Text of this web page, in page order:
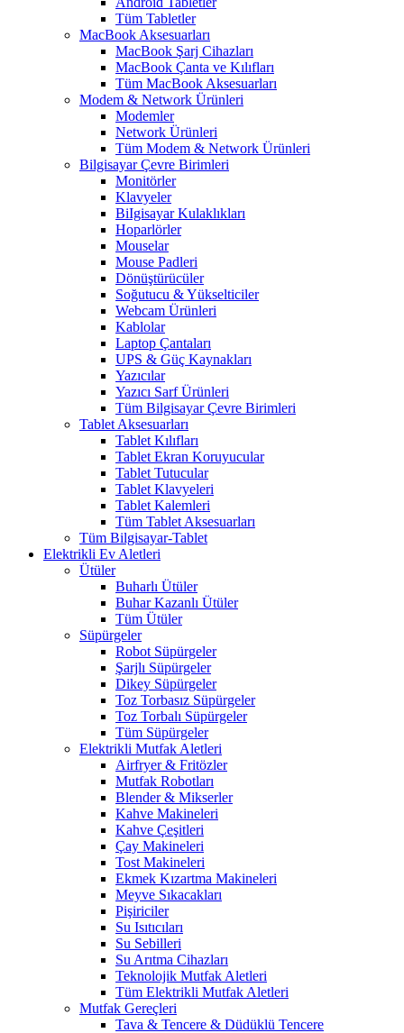
Tüm Tabletler
MacBook Aksesuarları
MacBook Şarj Cihazları
MacBook Çanta ve Kılıfları
Tüm MacBook Aksesuarları
Modem & Network Ürünleri
Modemler
Network Ürünleri
Tüm Modem & Network Ürünleri
Bilgisayar Çevre Birimleri
Monitörler
Klavyeler
BiIgisayar Kulaklıkları
Hoparlörler
Mouselar
Mouse Padleri
Dönüştürücüler
Soğutucu & Yükselticiler
Webcam Ürünleri
Kablolar
Laptop Çantaları
UPS & Güç Kaynakları
Yazıcılar
Yazıcı Sarf Ürünleri
Tüm Bilgisayar Çevre Birimleri
Tablet Aksesuarları
Tablet Kılıfları
Tablet Ekran Koruyucular
Tablet Tutucular
Tablet Klavyeleri
Tablet Kalemleri
Tüm Tablet Aksesuarları
Tüm Bilgisayar-Tablet
Elektrikli Ev Aletleri
Ütüler
Buharlı Ütüler
Buhar Kazanlı Ütüler
Tüm Ütüler
Süpürgeler
Robot Süpürgeler
Şarjlı Süpürgeler
Dikey Süpürgeler
Toz Torbasız Süpürgeler
Toz Torbalı Süpürgeler
Tüm Süpürgeler
Elektrikli Mutfak Aletleri
Airfryer & Fritözler
Mutfak Robotları
Blender & Mikserler
Kahve Makineleri
Kahve Çeşitleri
Çay Makineleri
Tost Makineleri
Ekmek Kızartma Makineleri
Meyve Sıkacakları
Pişiriciler
Su Isıtıcıları
Su Sebilleri
Su Arıtma Cihazları
Teknolojik Mutfak Aletleri
Tüm Elektrikli Mutfak Aletleri
Mutfak Gereçleri
Tava & Tencere & Düdüklü Tencere